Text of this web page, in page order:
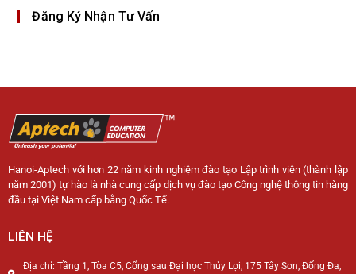
Đăng Ký Nhận Tư Vấn
Hanoi-Aptech với hơn 22 năm kinh nghiệm đào tạo Lập trình viên (thành lập
năm 2001) tự hào là nhà cung cấp dịch vụ đào tạo Công nghệ thông tin hàng
đầu tại Việt Nam cấp bằng Quốc Tế.
LIÊN HỆ
Địa chỉ: Tầng 1, Tòa C5, Cổng sau Đại học Thủy Lợi, 175 Tây Sơn, Đống Đa,